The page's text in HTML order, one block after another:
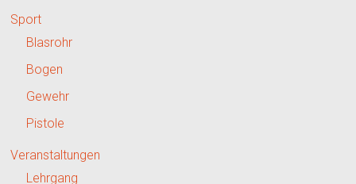
Sport
Blasrohr
Bogen
Gewehr
Pistole
Veranstaltungen
Lehrgang